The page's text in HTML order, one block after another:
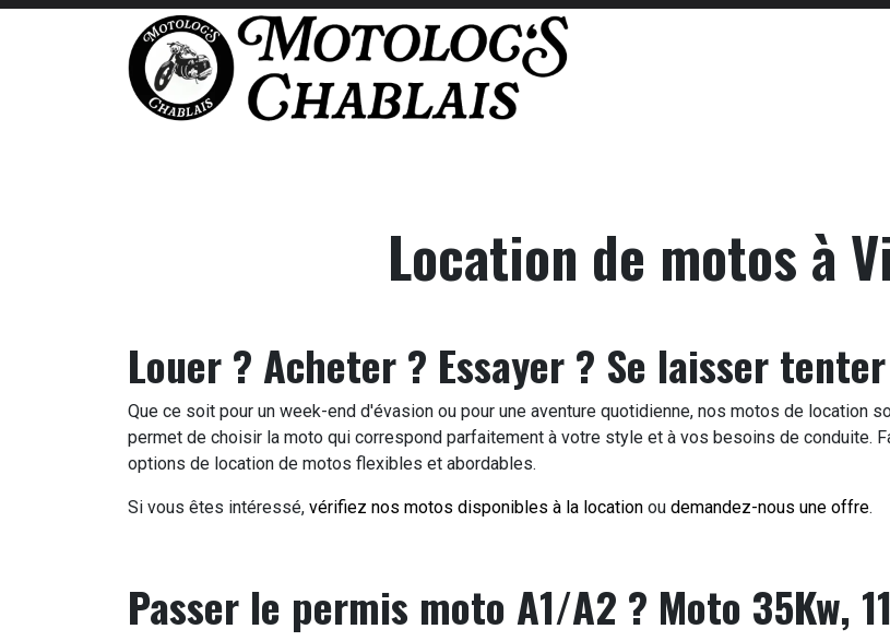
Se rendre au contenu
Location de motos à
Louer ? Acheter ? Essayer ? Se laisser
Que ce soit pour un week-end d'évasion ou pour une aventure quotidienne, nos motos de location
permet de choisir la moto qui correspond parfaitement à votre style et à vos besoins de conduite.
options de location de motos flexibles et abordables.
Si vous êtes intéressé, vérifiez nos motos disponibles à la location ou demandez-nous une offre.
Passer le permis moto A1/A2 ? Moto 35Kw,